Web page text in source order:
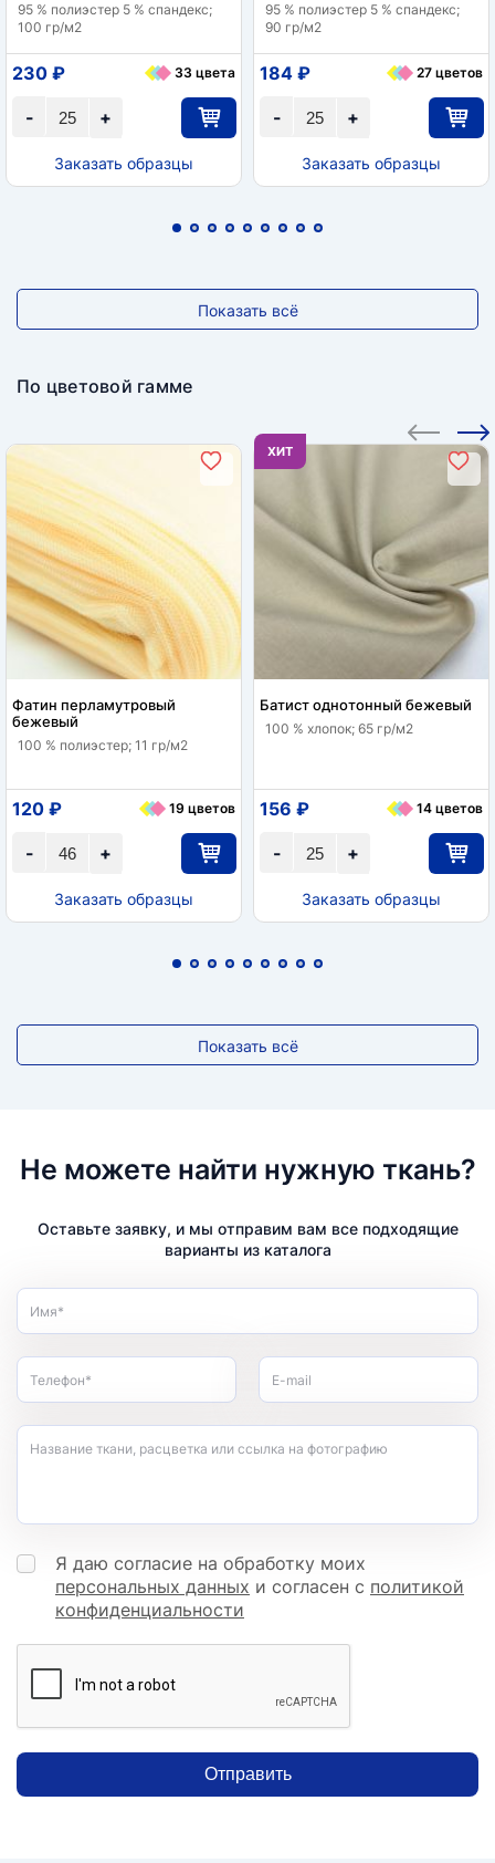
95 % полиэстер 5 % спандекс;
100 гр/м2
+
-
230 ₽ 33 цвета
Заказать образцы
95 % полиэстер 5 % спандекс;
90 гр/м2
+
-
184 ₽ 27 цветов
Заказать образцы
Показать всё
По цветовой гамме
Фатин перламутровый
бежевый
100 % полиэстер; 11 гр/м2
+
-
120 ₽ 19 цветов
Заказать образцы
ХИТ
Батист однотонный бежевый
100 % хлопок; 65 гр/м2
+
-
156 ₽ 14 цветов
Заказать образцы
Показать всё
Не можете найти нужную ткань?
Оставьте заявку, и мы отправим вам все подходящие
варианты из каталога
Имя*
Телефон* E-mail
Название ткани, расцветка или ссылка на фотографию
Я даю согласие на обработку моих
персональных данных и согласен с политикой
конфиденциальности
Отправить